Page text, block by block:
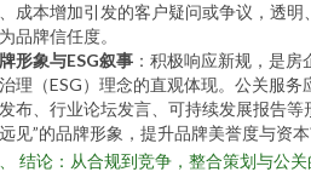
成本增加引发的客户疑问或争议，透
品牌信任度。
形象与ESG叙事 ：积极响应新规，是
理（ESG）理念的直观体现。公关服
布、行业论坛发言、可持续发展报告
见”的品牌形象，提升品牌美誉度与资本
结论：从合规到竞争，整合策划与公